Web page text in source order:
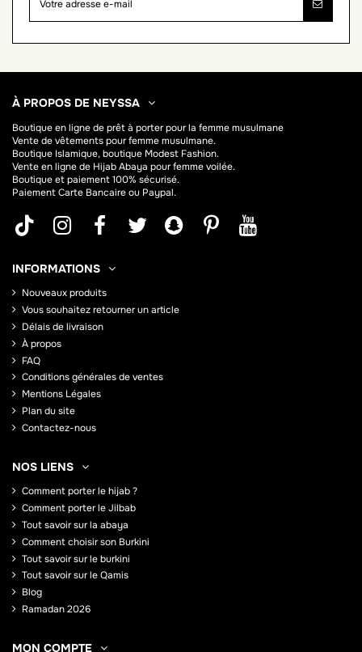
À PROPOS DE NEYSSA
Boutique en ligne deprêt à porter pour la femme musulmane
Vente de vêtements pour femme musulmane.
Boutique Islamique, boutique Modest Fashion.
Vente en ligne de HijabAbaya pour femme voilée.
Boutique et paiement 100% sécurisé.
Paiement Carte Bancaire ou Paypal.
INFORMATIONS
Nouveaux produits
Vous souhaitez retourner un article
Délais de livraison
À propos
FAQ
Conditions générales de ventes
Mentions Légales
Plan du site
Contactez-nous
NOS LIENS
Comment porter le hijab ?
Comment porter le Jilbab
Tout savoir sur la abaya
Comment choisir son Burkini
Tout savoir sur le burkini
Tout savoir sur le Qamis
Blog
Ramadan 2026
MON COMPTE